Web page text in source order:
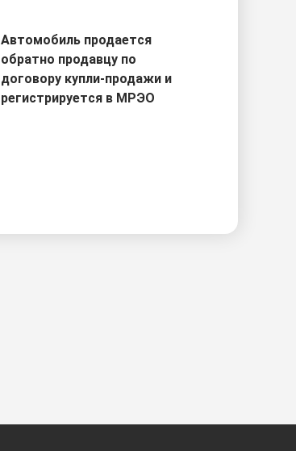
Автомобиль продается
обратно продавцу по
договору купли-продажи и
регистрируется в МРЭО